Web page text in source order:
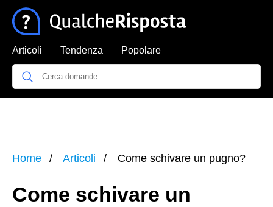
Articoli Tendenza Popolare
Home Articoli Come schivare un pugno?
Come schivare un